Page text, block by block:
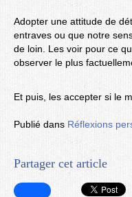
Adopter une attitude de
entraves ou que notre
de loin. Les voir pour ce
observer le plus
Et puis, les accepter si le
Publié dans Réflexions
Partager cet article